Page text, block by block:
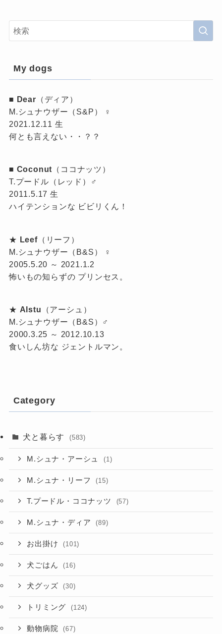
My dogs
■ Dear （ディア）
M.シュナウザー（S&P） ♀
2021.12.11 生
何とも言えない・・？？
■ Coconut （ココナッツ）
T.プードル（レッド）♂
2011.5.17 生
ハイテンションな ビビリくん！
★ Leef（リーフ）
M.シュナウザー（B&S） ♀
2005.5.20 ～ 2021.1.2
怖いもの知らずの プリンセス。
★ Alstu （アーシュ）
M.シュナウザー（B&S）♂
2000.3.25 ～ 2012.10.13
食いしん坊な ジェントルマン。
Category
犬と暮らす (583)
M.シュナ・アーシュ (1)
M.シュナ・リーフ (15)
T.プードル・ココナッツ (57)
M.シュナ・ディア (89)
お出掛け (101)
犬ごはん (16)
犬グッズ (30)
トリミング (124)
動物病院 (67)